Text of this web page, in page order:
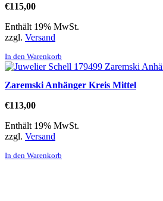
€115,00
Enthält 19% MwSt.
zzgl. Versand
In den Warenkorb
Zaremski Anhänger Kreis Mittel
€113,00
Enthält 19% MwSt.
zzgl. Versand
In den Warenkorb